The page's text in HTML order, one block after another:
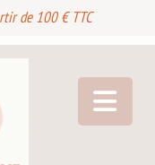
de 100 € TTC